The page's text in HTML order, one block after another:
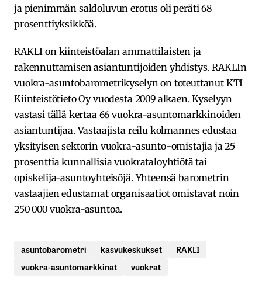
ja pienimmän saldoluvun erotus oli peräti 68
prosenttiyksikköä.
RAKLI on kiinteistöalan ammattilaisten ja
rakennuttamisen asiantuntijoiden yhdistys. RAKLIn
vuokra-asuntobarometrikyselyn on toteuttanut KTI
Kiinteistötieto Oy vuodesta 2009 alkaen. Kyselyyn
vastasi tällä kertaa 66 vuokra-asuntomarkkinoiden
asiantuntijaa. Vastaajista reilu kolmannes edustaa
yksityisen sektorin vuokra-asunto-omistajia ja 25
prosenttia kunnallisia vuokrataloyhtiötä tai
opiskelija-asuntoyhteisöjä. Yhteensä barometrin
vastaajien edustamat organisaatiot omistavat noin
250 000 vuokra-asuntoa.
asuntobarometri kasvukeskukset
RAKLI
vuokra-asuntomarkkinat
vuokrat